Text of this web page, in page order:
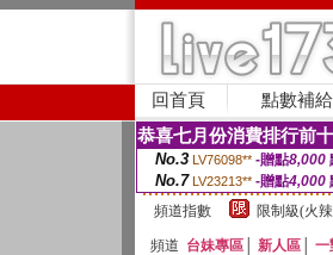
回首頁 點數補
恭喜七月份消費排行前
No.3 LV76098** -贈點8,000
No.7 LV23213** -贈點4,000
頻道指數
限制級(火
頻道 台妹專區 新人區 一